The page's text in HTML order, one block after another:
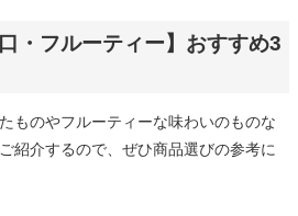
・フルーティー】おすすめ3
ものやフルーティーな味わいのものな
紹介するので、ぜひ商品選びの参考に